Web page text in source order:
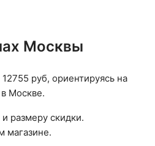
Москвы
руб, ориентируясь на
Москве.
размеру скидки.
магазине.